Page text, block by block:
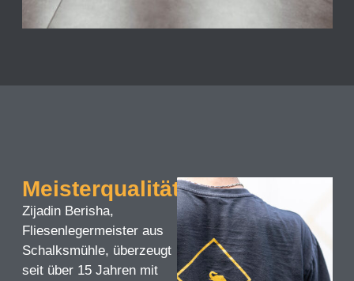
Meisterqualität
Zijadin Berisha,
Fliesenlegermeister aus
Schalksmühle, überzeugt
seit über 15 Jahren mit